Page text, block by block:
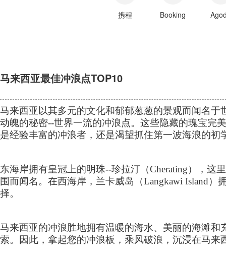
携程 Booking
马来西亚最佳冲浪点TOP10
马来西亚以其多元的文化和郁郁葱葱的景观而闻名
动魄的秘密--世界一流的冲浪点。这些隐藏的瑰宝完
是经验丰富的冲浪者，还是渴望抓住第一波海浪的
东海岸拥有皇冠上的明珠--珍拉汀（Cherating），这
围而闻名。在西海岸，兰卡威岛（Langkawi Island）
择。
马来西亚的冲浪胜地拥有温暖的海水、美丽的海滩
索。因此，拿起您的冲浪板，乘风破浪，沉浸在马来